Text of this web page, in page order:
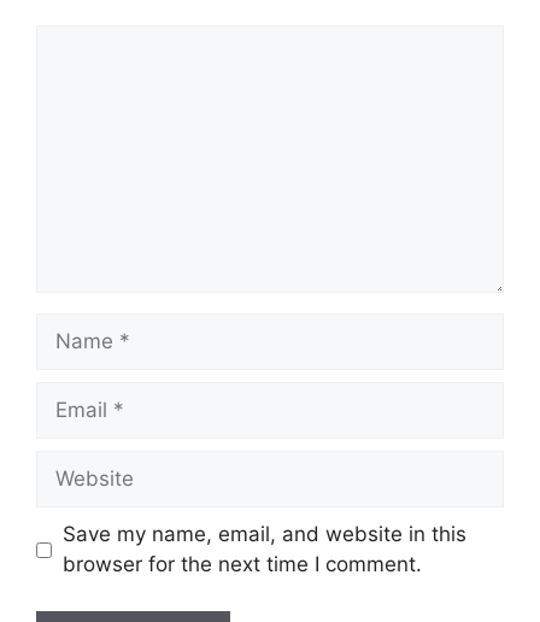
Name
Email
Website
Save my name, email, and website in this
browser for the next time I comment.